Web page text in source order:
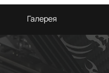
Галерея